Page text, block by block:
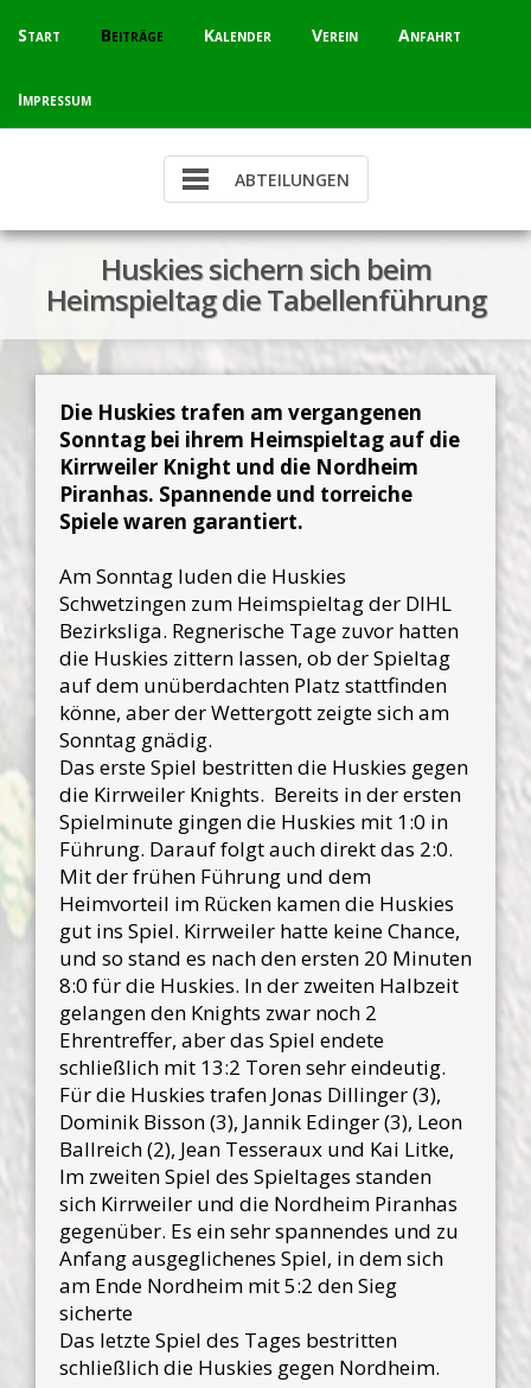
Start Beiträge Kalender Verein Anfahrt
Impressum
Huskies sichern sich beim
Heimspieltag die Tabellenführung
Die Huskies trafen am vergangenen
Sonntag bei ihrem Heimspieltag auf die
Kirrweiler Knight und die Nordheim
Piranhas. Spannende und torreiche
Spiele waren garantiert.
Am Sonntag luden die Huskies
Schwetzingen zum Heimspieltag der DIHL
Bezirksliga. Regnerische Tage zuvor hatten
die Huskies zittern lassen, ob der Spieltag
auf dem unüberdachten Platz stattfinden
könne, aber der Wettergott zeigte sich am
Sonntag gnädig.
Das erste Spiel bestritten die Huskies gegen
die Kirrweiler Knights. Bereits in der ersten
Spielminute gingen die Huskies mit 1:0 in
Führung. Darauf folgt auch direkt das 2:0.
Mit der frühen Führung und dem
Heimvorteil im Rücken kamen die Huskies
gut ins Spiel. Kirrweiler hatte keine Chance,
und so stand es nach den ersten 20 Minuten
8:0 für die Huskies. In der zweiten Halbzeit
gelangen den Knights zwar noch 2
Ehrentreffer, aber das Spiel endete
schließlich mit 13:2 Toren sehr eindeutig.
Für die Huskies trafen Jonas Dillinger (3),
Dominik Bisson (3), Jannik Edinger (3), Leon
Ballreich (2), Jean Tesseraux und Kai Litke,
Im zweiten Spiel des Spieltages standen
sich Kirrweiler und die Nordheim Piranhas
gegenüber. Es ein sehr spannendes und zu
Anfang ausgeglichenes Spiel, in dem sich
am Ende Nordheim mit 5:2 den Sieg
sicherte
Das letzte Spiel des Tages bestritten
schließlich die Huskies gegen Nordheim.